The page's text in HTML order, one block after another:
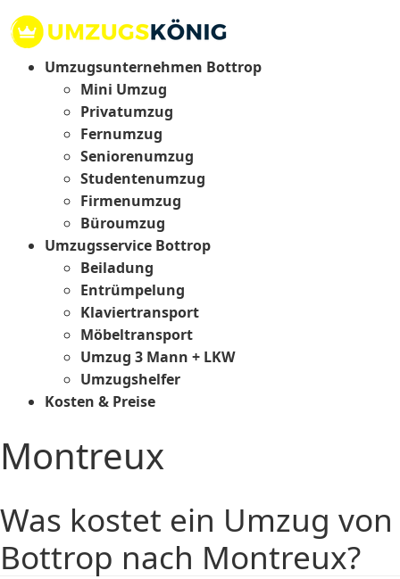
Umzugsunternehmen Bottrop
Mini Umzug
Privatumzug
Fernumzug
Seniorenumzug
Studentenumzug
Firmenumzug
Büroumzug
Umzugsservice Bottrop
Beiladung
Entrümpelung
Klaviertransport
Möbeltransport
Umzug 3 Mann + LKW
Umzugshelfer
Kosten & Preise
Montreux
Was kostet ein Umzug von
Bottrop nach Montreux?